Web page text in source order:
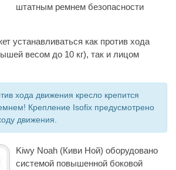
штатным ремнем безопасности
устанавливаться как против хода
весом до 10 кг), так и лицом
хода движения кресло крепится
Крепление Isofix предусмотрено
движения.
Kiwy Noah (Киви Ной) оборудовано
системой повышенной боковой